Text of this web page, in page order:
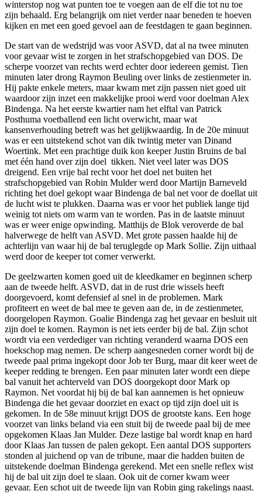
winterstop nog wat punten toe te voegen aan de elf die tot nu toe
zijn behaald. Erg belangrijk om niet verder naar beneden te hoeven
kijken en met een goed gevoel aan de feestdagen te gaan beginnen.
De start van de wedstrijd was voor ASVD, dat al na twee minuten
voor gevaar wist te zorgen in het strafschopgebied van DOS. De
scherpe voorzet van rechts werd echter door iedereen gemist. Tien
minuten later drong Raymon Beuling over links de zestienmeter in.
Hij pakte enkele meters, maar kwam met zijn passen niet goed uit
waardoor zijn inzet een makkelijke prooi werd voor doelman Alex
Bindenga. Na het eerste kwartier nam het elftal van Patrick
Posthuma voetballend een licht overwicht, maar wat
kansenverhouding betreft was het gelijkwaardig. In de 20e minuut
was er een uitstekend schot van dik twintig meter van Dinand
Woertink. Met een prachtige duik kon keeper Justin Bruins de bal
met één hand over zijn doel tikken. Niet veel later was DOS
dreigend. Een vrije bal recht voor het doel net buiten het
strafschopgebied van Robin Mulder werd door Martijn Barneveld
richting het doel gekopt waar Bindenga de bal net voor de doellat uit
de lucht wist te plukken. Daarna was er voor het publiek lange tijd
weinig tot niets om warm van te worden. Pas in de laatste minuut
was er weer enige opwinding. Matthijs de Blok veroverde de bal
halverwege de helft van ASVD. Met grote passen haalde hij de
achterlijn van waar hij de bal teruglegde op Mark Sollie. Zijn uithaal
werd door de keeper tot corner verwerkt.
De geelzwarten komen goed uit de kleedkamer en beginnen scherp
aan de tweede helft. ASVD, dat in de rust drie wissels heeft
doorgevoerd, komt defensief al snel in de problemen. Mark
profiteert en weet de bal mee te geven aan de, in de zestienmeter,
doorgelopen Raymon. Goalie Bindenga zag het gevaar en besluit uit
zijn doel te komen. Raymon is net iets eerder bij de bal. Zijn schot
wordt via een verdediger van richting veranderd waarna DOS een
hoekschop mag nemen. De scherp aangesneden corner wordt bij de
tweede paal prima ingekopt door Job ter Burg, maar dit keer weet de
keeper redding te brengen. Een paar minuten later wordt een diepe
bal vanuit het achterveld van DOS doorgekopt door Mark op
Raymon. Net voordat hij bij de bal kan aannemen is het opnieuw
Bindenga die het gevaar doorziet en exact op tijd zijn doel uit is
gekomen. In de 58e minuut krijgt DOS de grootste kans. Een hoge
voorzet van links beland via een stuit bij de tweede paal bij de mee
opgekomen Klaas Jan Mulder. Deze lastige bal wordt knap en hard
door Klaas Jan tussen de palen gekopt. Een aantal DOS supporters
stonden al juichend op van de tribune, maar die hadden buiten de
uitstekende doelman Bindenga gerekend. Met een snelle reflex wist
hij de bal uit zijn doel te slaan. Ook uit de corner kwam weer
gevaar. Een schot uit de tweede lijn van Robin ging rakelings naast.